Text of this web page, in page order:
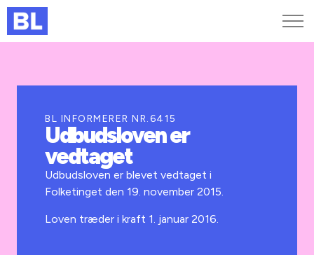
Kurser og arrangementer
Jobportalen
BL INFORMERER NR.6415
Udbudsloven er
vedtaget
Udbudsloven er blevet vedtaget i
Folketinget den 19. november 2015.
Loven træder i kraft 1. januar 2016.